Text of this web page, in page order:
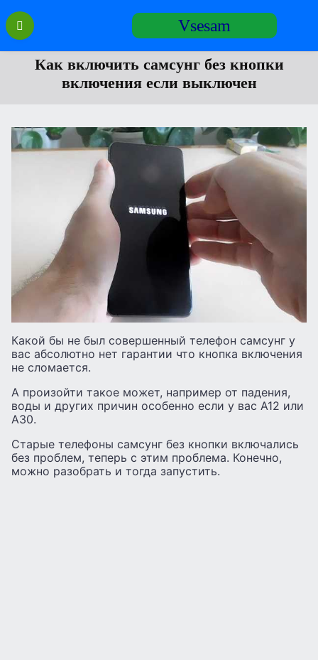
Перейти
содержанию
Vsesam
Как включить самсунг без кнопки
включения если выключен
Какой бы не был совершенный телефон самсунг у
вас абсолютно нет гарантии что кнопка включения
не сломается.
А произойти такое может, например от падения,
воды и других причин особенно если у вас А12 или
А30.
Старые телефоны самсунг без кнопки включались
без проблем, теперь с этим проблема. Конечно,
можно разобрать и тогда запустить.